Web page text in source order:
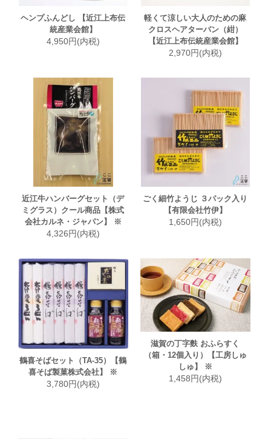
ヘンプふんどし 【近江上布伝
統産業会館】
4,950円(内税)
軽くて涼しい大人のための麻
クロスヘアターバン（紺）
【近江上布伝統産業会館】
2,970円(内税)
近江牛ハンバーグセット（デ
ミグラス）クール商品【株式
会社カルネ・ジャパン】 ※
4,326円(内税)
ごく細竹ようじ ３パック入り
【有限会社竹伊】
1,650円(内税)
鶴喜そばセット（TA-35）【鶴
喜そば製菓株式会社】 ※
3,780円(内税)
滋賀の丁字麩 おふらすく
（箱・12個入り）【工房しゅ
しゅ】 ※
1,458円(内税)